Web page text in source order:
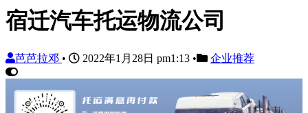
宿迁汽车托运物流公司
芭芭拉邓 • 2022年1月28日 pm1:13 • 企业推荐